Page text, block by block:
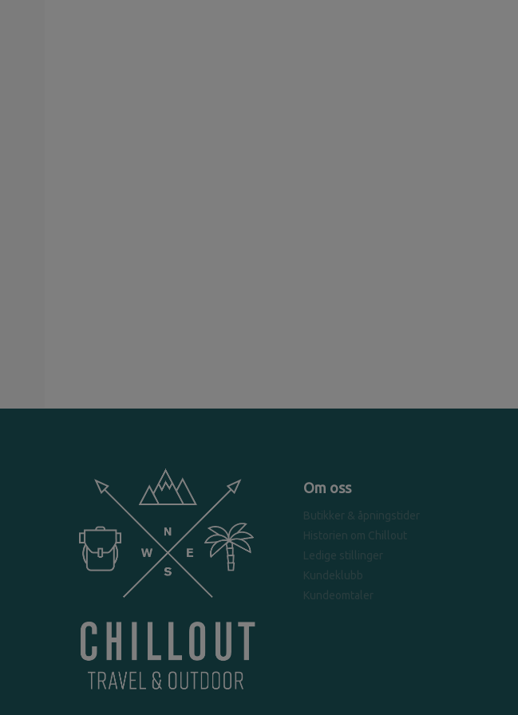
Om oss
Butikker & åpningstider
Historien om Chillout
Ledige stillinger
Kundeklubb
Kundeomtaler